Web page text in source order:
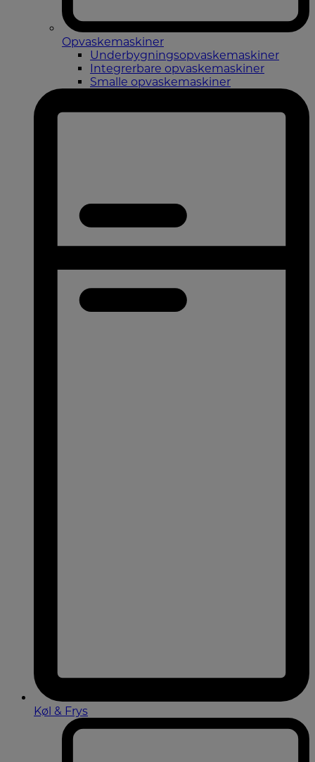
Opvaskemaskiner
Underbygningsopvaskemaskiner
Integrerbare opvaskemaskiner
Smalle opvaskemaskiner
Køl & Frys